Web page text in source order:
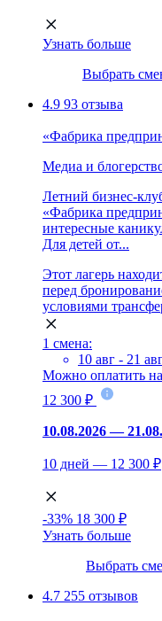
Узнать больше
Выбрать
4.9 93 отзыва
«Фабрика
Медиа и
Летний бизнес-
«Фабрика
интересные
Для детей от...
Этот лагерь
перед
условиями
1 смена:
10 авг - 21
Можно оплатить
12 300 ₽
10.08.2026 —
10 дней — 12 300 ₽
-33% 18 300 ₽
Узнать больше
Выбрать
4.7 255 отзывов